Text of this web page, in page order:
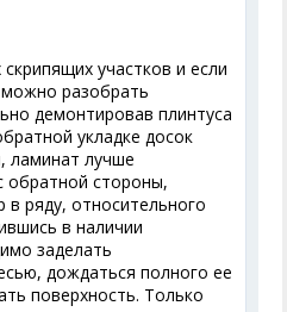
участков и если
разобрать
демонтировав плинтуса
укладке досок
ламинат лучше
обратной стороны,
в ряду, относительного
в наличии
заделать
дождаться полного ее
поверхность. Только